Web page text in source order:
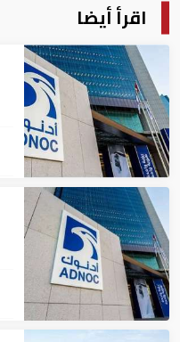
اقرأ أيضا